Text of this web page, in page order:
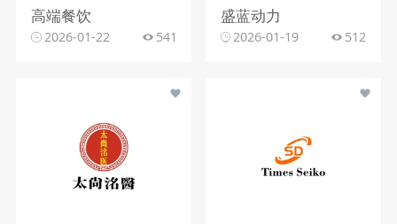
高端餐饮
2026-01-22 541
盛蓝动力
2026-01-19 512